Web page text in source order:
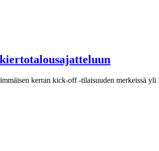
kerran kick-off -tilaisuuden merkeissä